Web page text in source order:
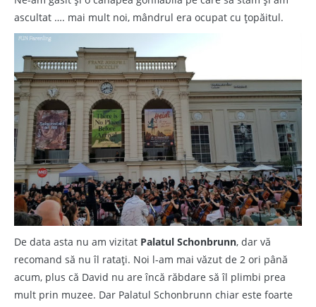
ascultat …. mai mult noi, mândrul era ocupat cu țopăitul.
De data asta nu am vizitat Palatul Schonbrunn, dar vă
recomand să nu îl ratați. Noi l-am mai văzut de 2 ori până
acum, plus că David nu are încă răbdare să îl plimbi prea
mult prin muzee. Dar Palatul Schonbrunn chiar este foarte